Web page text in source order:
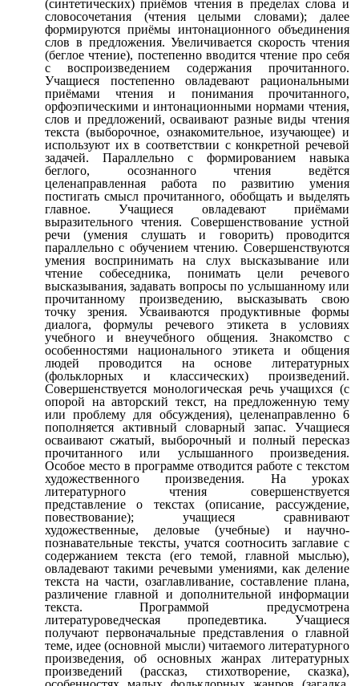
(синтетических) приёмов чтения в пределах слова и
словосочетания (чтения целыми словами); далее
формируются приёмы интонационного объединения
слов в предложения. Увеличивается скорость чтения
(беглое чтение), постепенно вводится чтение про себя
с воспроизведением содержания прочитанного.
Учащиеся постепенно овладевают рациональными
приёмами чтения и понимания прочитанного,
орфоэпическими и интонационными нормами чтения,
слов и предложений, осваивают разные виды чтения
текста (выборочное, ознакомительное, изучающее) и
используют их в соответствии с конкретной речевой
задачей. Параллельно с формированием навыка
беглого, осознанного чтения ведётся
целенаправленная работа по развитию умения
постигать смысл прочитанного, обобщать и выделять
главное. Учащиеся овладевают приёмами
выразительного чтения. Совершенствование устной
речи (умения слушать и говорить) проводится
параллельно с обучением чтению. Совершенствуются
умения воспринимать на слух высказывание или
чтение собеседника, понимать цели речевого
высказывания, задавать вопросы по услышанному или
прочитанному произведению, высказывать свою
точку зрения. Усваиваются продуктивные формы
диалога, формулы речевого этикета в условиях
учебного и внеучебного общения. Знакомство с
особенностями национального этикета и общения
людей проводится на основе литературных
(фольклорных и классических) произведений.
Совершенствуется монологическая речь учащихся (с
опорой на авторский текст, на предложенную тему
или проблему для обсуждения), целенаправленно 6
пополняется активный словарный запас. Учащиеся
осваивают сжатый, выборочный и полный пересказ
прочитанного или услышанного произведения.
Особое место в программе отводится работе с текстом
художественного произведения. На уроках
литературного чтения совершенствуется
представление о текстах (описание, рассуждение,
повествование); учащиеся сравнивают
художественные, деловые (учебные) и научно-
познавательные тексты, учатся соотносить заглавие с
содержанием текста (его темой, главной мыслью),
овладевают такими речевыми умениями, как деление
текста на части, озаглавливание, составление плана,
различение главной и дополнительной информации
текста. Программой предусмотрена
литературоведческая пропедевтика. Учащиеся
получают первоначальные представления о главной
теме, идее (основной мысли) читаемого литературного
произведения, об основных жанрах литературных
произведений (рассказ, стихотворение, сказка),